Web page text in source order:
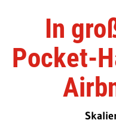
In
Pocket-